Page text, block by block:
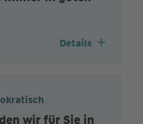
Details
wir für Sie in